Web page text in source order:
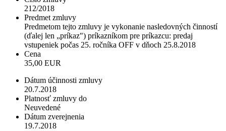
212/2018
Predmet zmluvy
Predmetom tejto zmluvy je vykonanie nasledovných činností
(ďalej len „príkaz") príkazníkom pre príkazcu: predaj
vstupeniek počas 25. ročníka OFF v dňoch 25.8.2018
Cena
35,00 EUR
Dátum účinnosti zmluvy
20.7.2018
Platnosť zmluvy do
Neuvedené
Dátum zverejnenia
19.7.2018